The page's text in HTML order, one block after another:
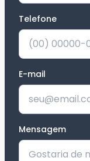
Telefone
E-mail
Mensagem